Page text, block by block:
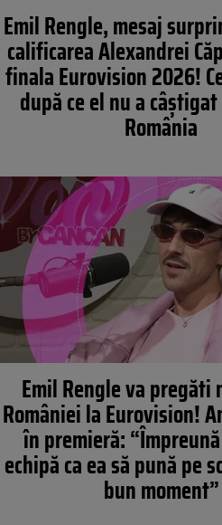
Emil Rengle, mesaj
calificarea Alexandrei
finala Eurovision 2026!
după ce el nu a
România
Emil Rengle va pregăti
României la Eurovision!
în premieră:
echipă ca ea să pună pe
bun moment”